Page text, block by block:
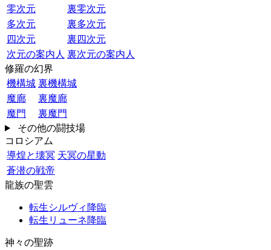
零次元
裏零次元
多次元
裏多次元
四次元
裏四次元
次元の案内人 裏次元の案内人
修羅の幻界
機構城 裏機構城
魔廊
裏魔廊
魔門
裏魔門
その他の闘技場
コロシアム
導煌と壊冥 天冥の星動
蒼潜の戦帝
龍族の聖雲
転生シルヴィ降臨
転生リューネ降臨
神々の聖跡